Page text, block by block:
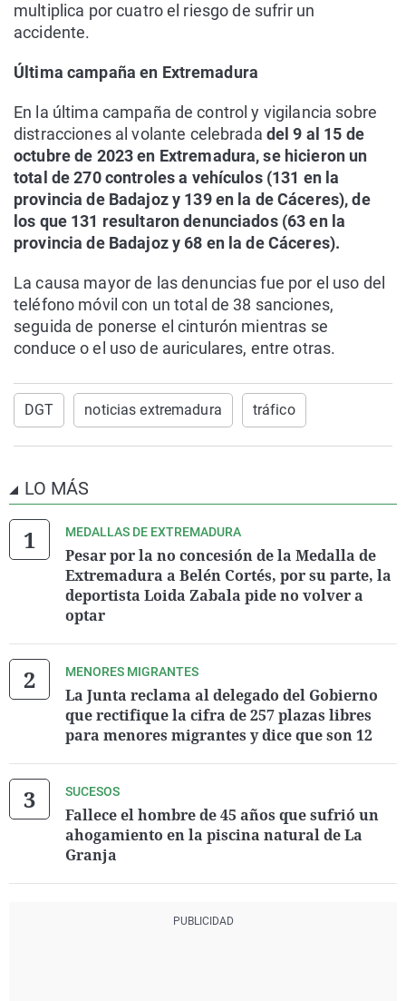
multiplica por cuatro el riesgo de sufrir un
accidente.
Última campaña en Extremadura
En la última campaña de control y vigilancia sobre
distracciones al volante celebrada del 9 al 15 de
octubre de 2023 en Extremadura, se hicieron un
total de 270 controles a vehículos (131 en la
provincia de Badajoz y 139 en la de Cáceres), de
los que 131 resultaron denunciados (63 en la
provincia de Badajoz y 68 en la de Cáceres).
La causa mayor de las denuncias fue por el uso del
teléfono móvil con un total de 38 sanciones,
seguida de ponerse el cinturón mientras se
conduce o el uso de auriculares, entre otras.
DGT noticias extremadura tráfico
LO MÁS
MEDALLAS DE EXTREMADURA
Pesar por la no concesión de la Medalla de
Extremadura a Belén Cortés, por su parte, la
deportista Loida Zabala pide no volver a
optar
MENORES MIGRANTES
La Junta reclama al delegado del Gobierno
que rectifique la cifra de 257 plazas libres
para menores migrantes y dice que son 12
SUCESOS
Fallece el hombre de 45 años que sufrió un
ahogamiento en la piscina natural de La
Granja